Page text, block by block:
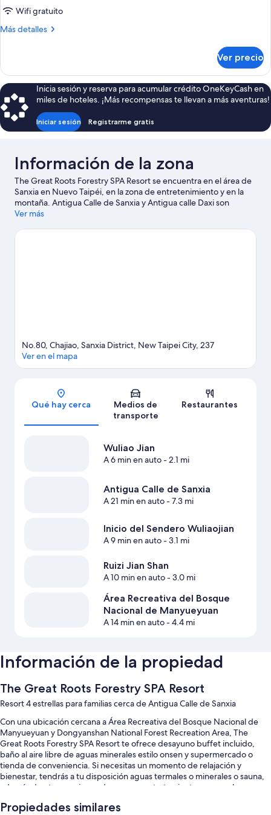
Prestigio,
a
Wifi gratuito
Más detalles
Más
Prestigio,
vista
a
la
montaña
Ver precio
Inicia sesión y reserva para acumular crédito OneKeyCash en
miles de hoteles. ¡Más recompensas te llevan a más aventuras!
Iniciar sesión Registrarme gratis
Información de la zona
The Great Roots Forestry SPA Resort se encuentra en el área de
Sanxia en Nuevo Taipéi, en la zona de entretenimiento y en la
montaña. Antigua Calle de Sanxia y Antigua calle Daxi son
lugares emblemáticos, y la belleza natural del área puede
Manyueyuan y Dongyanshan National Forest Recreation Area.
Ver más
Sección del mapa
No.80, Chajiao, Sanxia District, New Taipei City, 237
Ver en el mapa
Qué hay cerca
Medios de
transporte
Restaurantes
Wuliao Jian
A 6 min en auto- 2.1 mi
Antigua Calle de Sanxia
A 21 min en auto- 7.3 mi
Inicio del Sendero Wuliaojian
A 9 min en auto- 3.1 mi
Ruizi Jian Shan
A 10 min en auto- 3.0 mi
Área Recreativa del Bosque
Nacional de Manyueyuan
A 14 min en auto- 4.4 mi
Información de la propiedad
The Great Roots Forestry SPA Resort
Resort 4 estrellas para familias cerca de Antigua Calle de Sanxia
Con una ubicación cercana a Área Recreativa del Bosque Nacional de
Manyueyuan y Dongyanshan National Forest Recreation Area, The
Great Roots Forestry SPA Resort te ofrece desayuno buffet incluido,
baño al aire libre de aguas minerales estilo onsen y supermercado o
tienda de conveniencia. Si necesitas un momento de relajación y
bienestar, tendrás a tu disposición aguas termales o minerales o sauna,
además de otras opciones de spa, como tratamientos corporales,
con desayuno, comida, cena, menú infantil y cocina fusión. Mantente en
Propiedades similares